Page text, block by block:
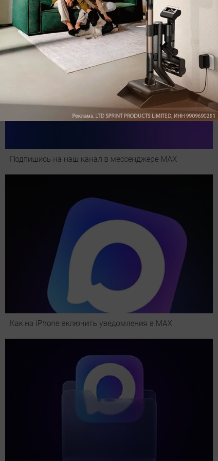
Подпишись на наш канал в мессенджере МАХ
Как на iPhone включить уведомления в MAX